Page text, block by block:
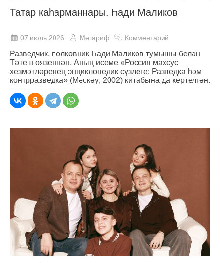
Татар каһарманнары. Һади Маликов
07 июль 2026 Мәгариф Комментарий
Разведчик, полковник Һади Маликов тумышы белән
Тәтеш өязеннән. Аның исеме «Россия махсус
хезмәтләренең энциклопедик сүзлеге: Разведка һәм
контрразведка» (Мәскәү, 2002) китабына да кертелгән.